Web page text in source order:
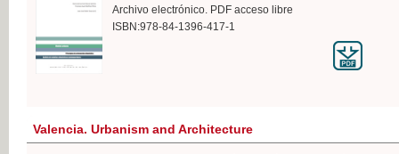
Archivo electrónico. PDF acceso libre
ISBN:978-84-1396-417-1
Valencia. Urbanism and Architecture